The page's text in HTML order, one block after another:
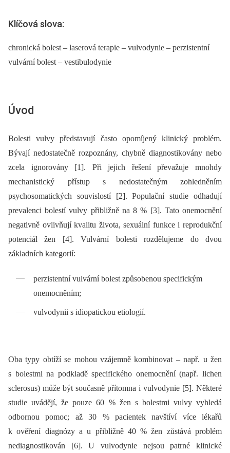
Klíčová slova:
chronická bolest – laserová terapie – vulvodynie – perzistentní
vulvární bolest – vestibulodynie
Úvod
Bolesti vulvy představují často opomíjený klinický problém.
Bývají nedostatečně rozpoznány, chybně diagnostikovány nebo
zcela ignorovány [1]. Při jejich řešení převažuje mnohdy
mechanistický přístup s nedostatečným zohledněním
psychosomatických souvislostí [2]. Populační studie odhadují
prevalenci bolestí vulvy přibližně na 8 % [3]. Tato onemocnění
negativně ovlivňují kvalitu života, sexuální funkce i reprodukční
potenciál žen [4]. Vulvární bolesti rozdělujeme do dvou
základních kategorií:
perzistentní vulvární bolest způsobenou specifickým
onemocněním;
vulvodynii s idiopatickou etiologií.
Oba typy obtíží se mohou vzájemně kombinovat –⁠ např. u žen
s bolestmi na podkladě specifického onemocnění (např. lichen
sclerosus) může být současně přítomna i vulvodynie [5]. Některé
studie uvádějí, že pouze 60 % žen s bolestmi vulvy vyhledá
odbornou pomoc; až 30 % pacientek navštíví více lékařů
k ověření diagnózy a u přibližně 40 % žen zůstává problém
nediagnostikován [6]. U vulvodynie nejsou patrné klinické